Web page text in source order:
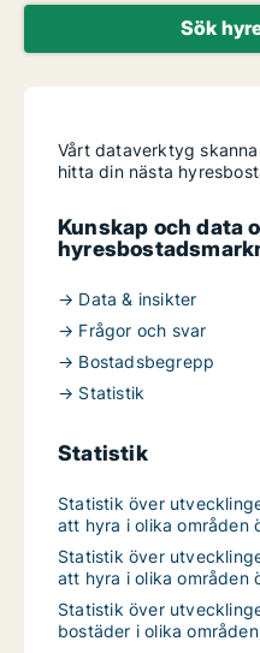
Sök
Vårt dataverktyg
hitta din nästa
Kunskap och data
→ Data & insikter
→ Frågor och svar
→ Bostadsbegrepp
→ Statistik
Statistik
Statistik över
att hyra i olika områden
Statistik över
att hyra i olika områden
Statistik över
bostäder i olika